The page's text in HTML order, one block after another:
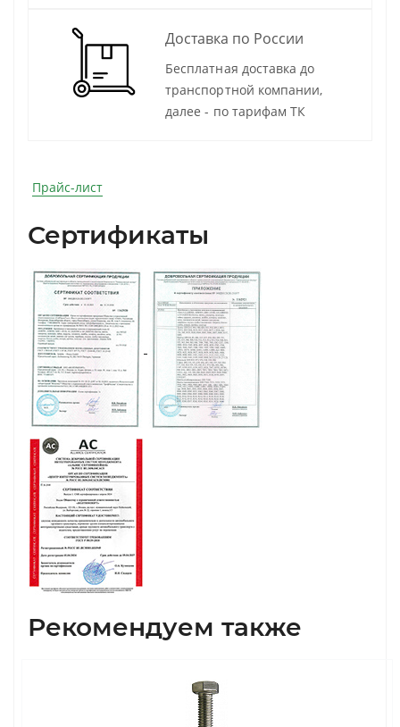
Доставка по России
Бесплатная доставка до
транспортной компании,
далее - по тарифам ТК
Прайс-лист
Сертификаты
Рекомендуем также